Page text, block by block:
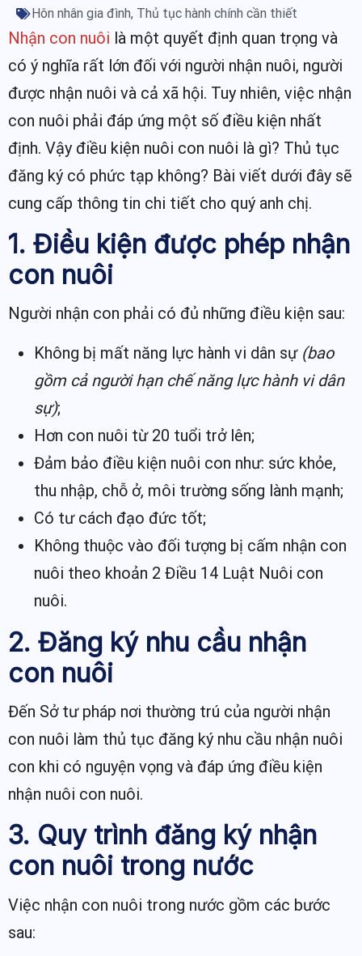
Hôn nhân gia đình, Thủ tục hành chính cần thiết
Nhận con nuôi là một quyết định quan trọng và
có ý nghĩa rất lớn đối với người nhận nuôi, người
được nhận nuôi và cả xã hội. Tuy nhiên, việc nhận
con nuôi phải đáp ứng một số điều kiện nhất
định. Vậy điều kiện nuôi con nuôi là gì? Thủ tục
đăng ký có phức tạp không? Bài viết dưới đây sẽ
cung cấp thông tin chi tiết cho quý anh chị.
1. Điều kiện được phép nhận
con nuôi
Người nhận con phải có đủ những điều kiện sau:
Không bị mất năng lực hành vi dân sự (bao
gồm cả người hạn chế năng lực hành vi dân
sự);
Hơn con nuôi từ 20 tuổi trở lên;
Đảm bảo điều kiện nuôi con như: sức khỏe,
thu nhập, chỗ ở, môi trường sống lành mạnh;
Có tư cách đạo đức tốt;
Không thuộc vào đối tượng bị cấm nhận con
nuôi theo khoản 2 Điều 14 Luật Nuôi con
nuôi.
2. Đăng ký nhu cầu nhận
con nuôi
Đến Sở tư pháp nơi thường trú của người nhận
con nuôi làm thủ tục đăng ký nhu cầu nhận nuôi
con khi có nguyện vọng và đáp ứng điều kiện
nhận nuôi con nuôi.
3. Quy trình đăng ký nhận
con nuôi trong nước
Việc nhận con nuôi trong nước gồm các bước
sau: